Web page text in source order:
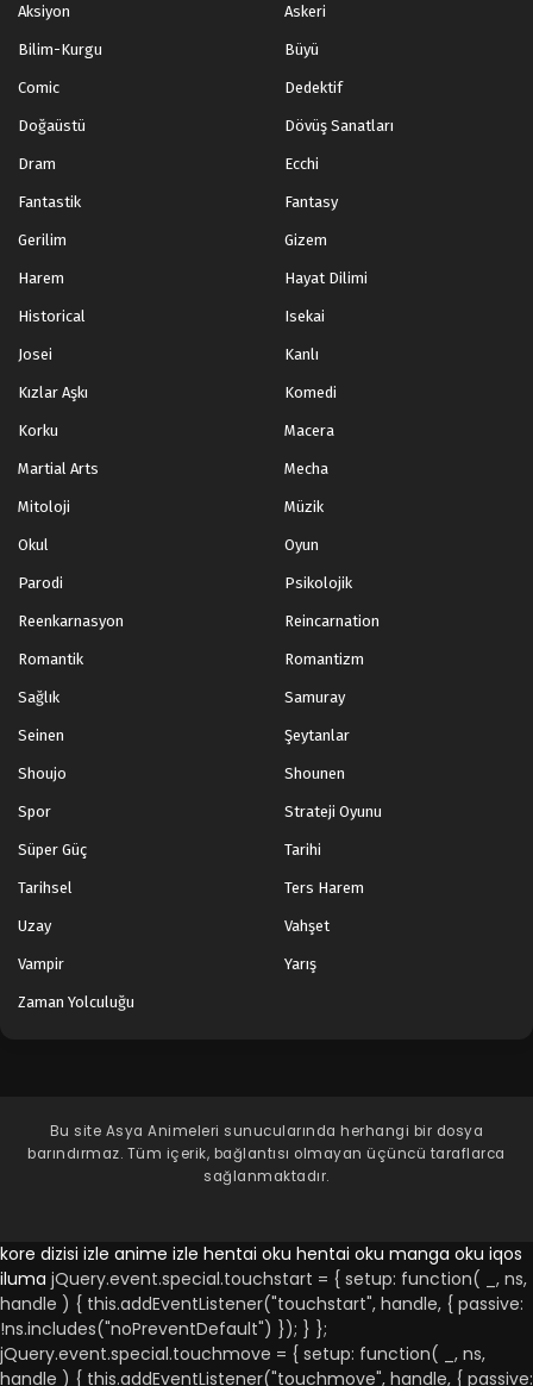
Aksiyon Askeri
Bilim-Kurgu Büyü
Comic Dedektif
Doğaüstü Dövüş Sanatları
Dram Ecchi
Fantastik Fantasy
Gerilim Gizem
Harem Hayat Dilimi
Historical Isekai
Josei Kanlı
Kızlar Aşkı Komedi
Korku Macera
Martial Arts Mecha
Mitoloji Müzik
Okul Oyun
Parodi Psikolojik
Reenkarnasyon Reincarnation
Romantik Romantizm
Sağlık Samuray
Seinen Şeytanlar
Shoujo Shounen
Spor Strateji Oyunu
Süper Güç Tarihi
Tarihsel Ters Harem
Uzay Vahşet
Vampir Yarış
Zaman Yolculuğu
Bu site Asya Animeleri sunucularında herhangi bir dosya
barındırmaz. Tüm içerik, bağlantısı olmayan üçüncü taraflarca
sağlanmaktadır.
kore dizisi izle anime izle hentai oku hentai oku manga oku iqos
iluma jQuery.event.special.touchstart = { setup: function( _, ns,
handle ) { this.addEventListener("touchstart", handle, { passive:
!ns.includes("noPreventDefault") }); } };
jQuery.event.special.touchmove = { setup: function( _, ns,
handle ) { this.addEventListener("touchmove", handle, { passive: